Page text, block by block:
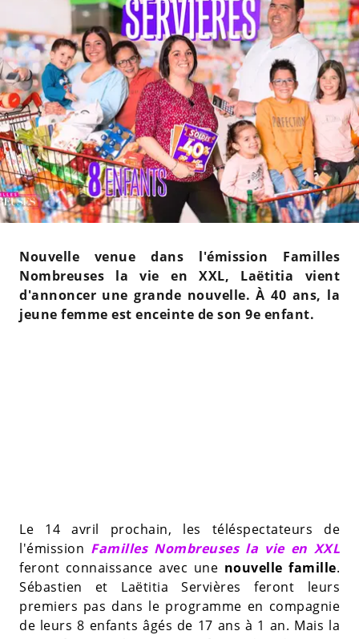
Nouvelle venue dans l'émission Familles
Nombreuses la vie en XXL, Laëtitia vient
d'annoncer une grande nouvelle. À 40 ans, la
jeune femme est enceinte de son 9e enfant.
Le 14 avril prochain, les téléspectateurs de
l'émission Familles Nombreuses la vie en XXL
feront connaissance avec une nouvelle famille.
Sébastien et Laëtitia Servières feront leurs
premiers pas dans le programme en compagnie
de leurs 8 enfants âgés de 17 ans à 1 an. Mais la